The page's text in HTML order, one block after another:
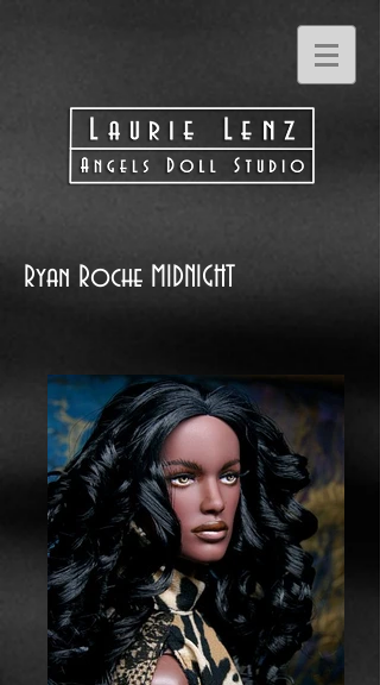
Ryan Roche MIDNIGHT